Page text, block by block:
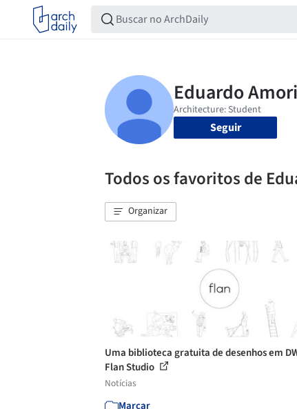
Seguir
Todos os favoritos de
Organizar
Uma biblioteca gratuita de desenhos em
Flan Studio
Notícias
Marcar